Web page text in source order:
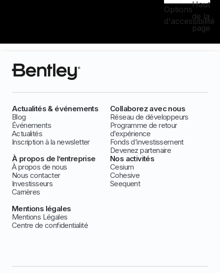
Options
d'accessibilité
Haut
de la
page
Actualités & événements
Blog
Événements
Actualités
Inscription à la newsletter
Collaborez avec nous
Réseau de développeurs
Programme de retour
d’expérience
Fonds d’investissement
Devenez partenaire
À propos de l’entreprise
À propos de nous
Nous contacter
Investisseurs
Carrières
Nos activités
Cesium
Cohesive
Seequent
Mentions légales
Mentions Légales
Centre de confidentialité